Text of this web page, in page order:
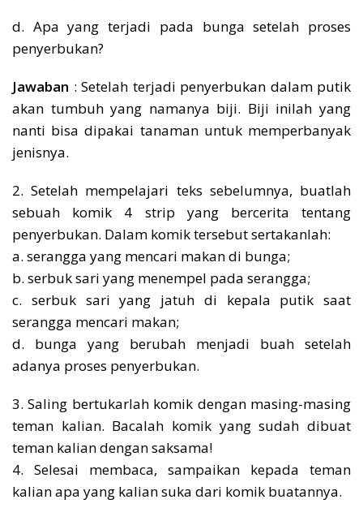
d. Apa yang terjadi pada bunga setelah proses
penyerbukan?
Jawaban : Setelah terjadi penyerbukan dalam putik
akan tumbuh yang namanya biji. Biji inilah yang
nanti bisa dipakai tanaman untuk memperbanyak
jenisnya.
2. Setelah mempelajari teks sebelumnya, buatlah
sebuah komik 4 strip yang bercerita tentang
penyerbukan. Dalam komik tersebut sertakanlah:
a. serangga yang mencari makan di bunga;
b. serbuk sari yang menempel pada serangga;
c. serbuk sari yang jatuh di kepala putik saat
serangga mencari makan;
d. bunga yang berubah menjadi buah setelah
adanya proses penyerbukan.
3. Saling bertukarlah komik dengan masing-masing
teman kalian. Bacalah komik yang sudah dibuat
teman kalian dengan saksama!
4. Selesai membaca, sampaikan kepada teman
kalian apa yang kalian suka dari komik buatannya.